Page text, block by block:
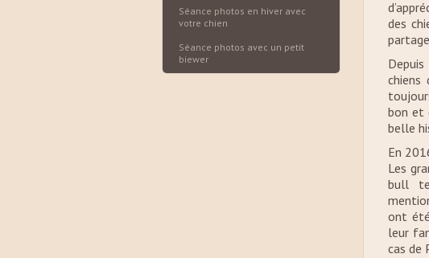
Séance photos en hiver avec
votre chien
Séance photos avec un petit
biewer
des
chiens
bon et
belle
En
Les
bull
ont
leur
cas de